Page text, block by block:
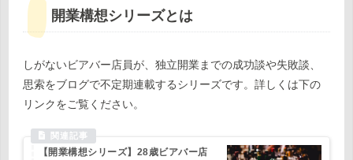
開業構想シリーズとは
しがないビアバー店員が、独立開業までの成功談や失敗談、
思索をブログで不定期連載するシリーズです。詳しくは下の
リンクをご覧ください。
【開業構想シリーズ】28歳ビアバー店